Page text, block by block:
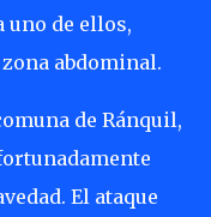
uno de ellos,
abdominal.
de Ránquil,
El ataque